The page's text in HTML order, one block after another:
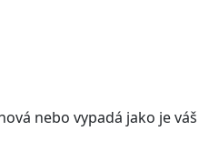
nebo vypadá jako je